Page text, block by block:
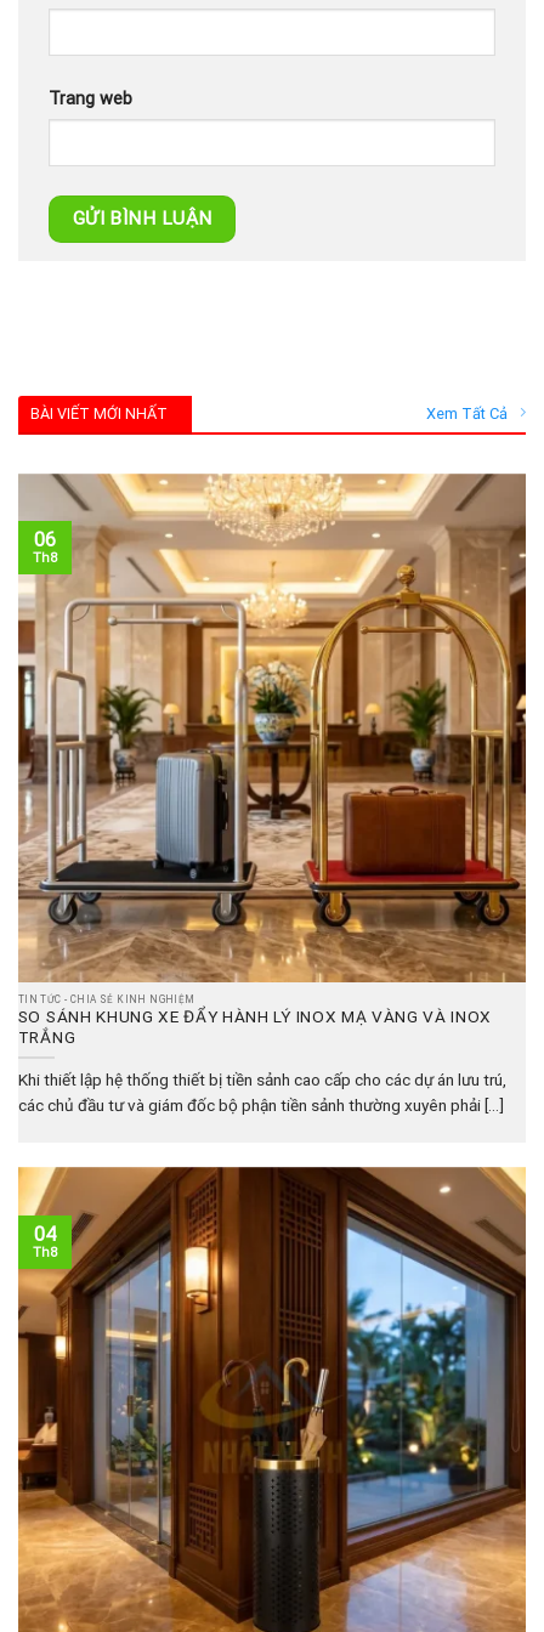
Trang web
BÀI VIẾT MỚI NHẤT Xem Tất Cả
TIN TỨC - CHIA SẺ KINH NGHIỆM
SO SÁNH KHUNG XE ĐẨY HÀNH LÝ INOX MẠ VÀNG VÀ INOX
TRẮNG
Khi thiết lập hệ thống thiết bị tiền sảnh cao cấp cho các dự án lưu trú,
các chủ đầu tư và giám đốc bộ phận tiền sảnh thường xuyên phải [...]
06
Th8
04
Th8